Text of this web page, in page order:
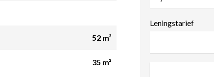
52 m²
35 m²
Leningstarief